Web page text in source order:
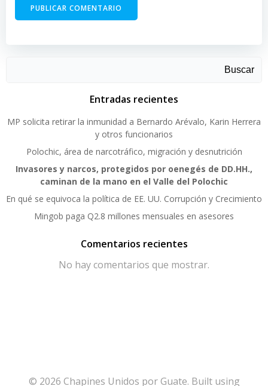
Buscar
Entradas recientes
MP solicita retirar la inmunidad a Bernardo Arévalo, Karin Herrera
y otros funcionarios
Polochic, área de narcotráfico, migración y desnutrición
Invasores y narcos, protegidos por oenegés de DD.HH.,
caminan de la mano en el Valle del Polochic
En qué se equivoca la política de EE. UU. Corrupción y Crecimiento
Mingob paga Q2.8 millones mensuales en asesores
Comentarios recientes
No hay comentarios que mostrar.
© 2026 Chapines Unidos por Guate. Built using